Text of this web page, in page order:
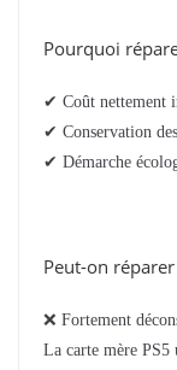
Pourquoi
✔ Coût nettement
✔ Conservation
✔ Démarche
Peut-on
❌ Fortement
La carte mère PS5